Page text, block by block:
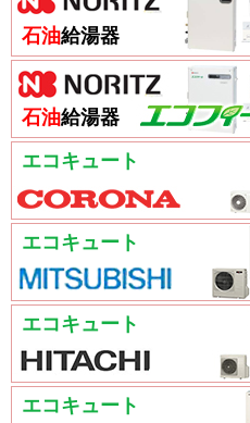
石油給湯器
石油給湯器
エコキュート
エコキュート
エコキュート
エコキュート